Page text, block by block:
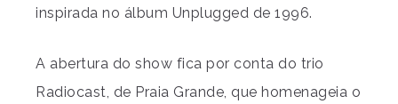
inspirada no álbum Unplugged de 1996.
A abertura do show fica por conta do trio
Radiocast, de Praia Grande, que homenageia o